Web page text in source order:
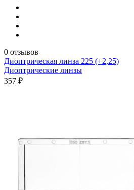
0 отзывов
Диоптрическая линза 225 (+2,25)
Диоптрические линзы
357 ₽